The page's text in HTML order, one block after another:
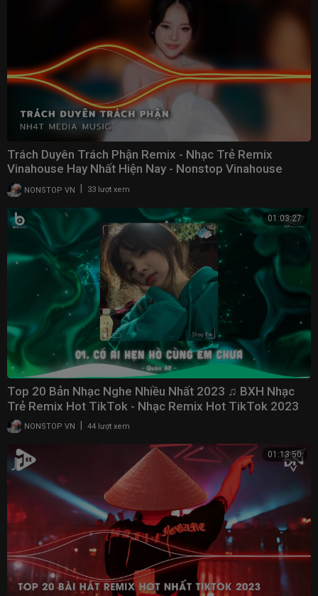
Trách Duyên Trách Phận Remix - Nhạc Trẻ Remix
Vinahouse Hay Nhất Hiện Nay - Nonstop Vinahouse
2023NONSTOP VN 33 lượt xem
01:03:27
Top 20 Bản Nhạc Nghe Nhiều Nhất 2023 ♫ BXH Nhạc
Trẻ Remix Hot TikTok - Nhạc Remix Hot TikTok 2023
NONSTOP VN 44 lượt xem
01:13:50